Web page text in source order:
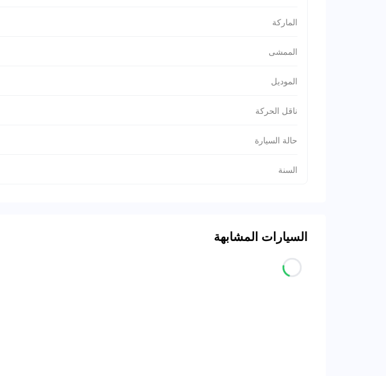
الماركة
الممشى
الموديل
ناقل الحركة
حالة السيارة
السنة
السيارات المشابهة